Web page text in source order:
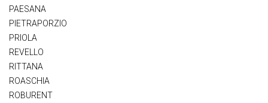
PAESANA
PIETRAPORZIO
PRIOLA
REVELLO
RITTANA
ROASCHIA
ROBURENT